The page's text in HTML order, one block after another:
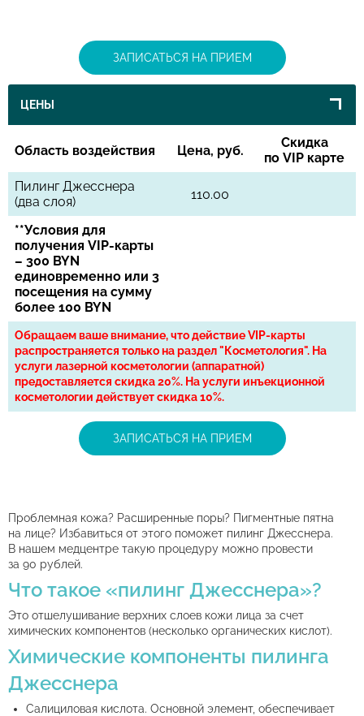
ЗАПИСАТЬСЯ НА ПРИЕМ
ЦЕНЫ
Область воздействия Цена, руб.
Скидка
по VIP карте
Пилинг Джесснера
(два слоя)
110.00
**Условия для
получения VIP-карты
– 300 BYN
единовременно или 3
посещения на сумму
более 100 BYN
Обращаем ваше внимание, что действие VIP-карты
распространяется только на раздел "Косметология". На
услуги лазерной косметологии (аппаратной)
предоставляется скидка 20%. На услуги инъекционной
косметологии действует скидка 10%.
ЗАПИСАТЬСЯ НА ПРИЕМ
Проблемная кожа? Расширенные поры? Пигментные пятна
на лице? Избавиться от этого поможет пилинг Джесснера.
В нашем медцентре такую процедуру можно провести
за 90 рублей.
Что такое «пилинг Джесснера»?
Это отшелушивание верхних слоев кожи лица за счет
химических компонентов (несколько органических кислот).
Химические компоненты пилинга
Джесснера
Салициловая кислота. Основной элемент, обеспечивает